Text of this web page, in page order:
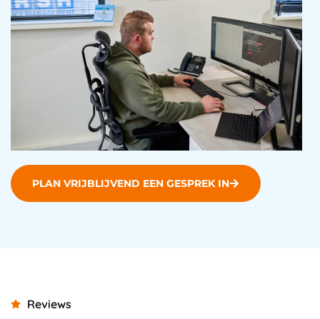
PLAN VRIJBLIJVEND EEN GESPREK IN
Reviews